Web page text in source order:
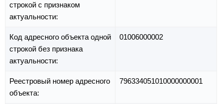
строкой с признаком
актуальности:
Код адресного объекта одной
строкой без признака
актуальности:
01006000002
Реестровый номер адресного
объекта:
796334051010000000001